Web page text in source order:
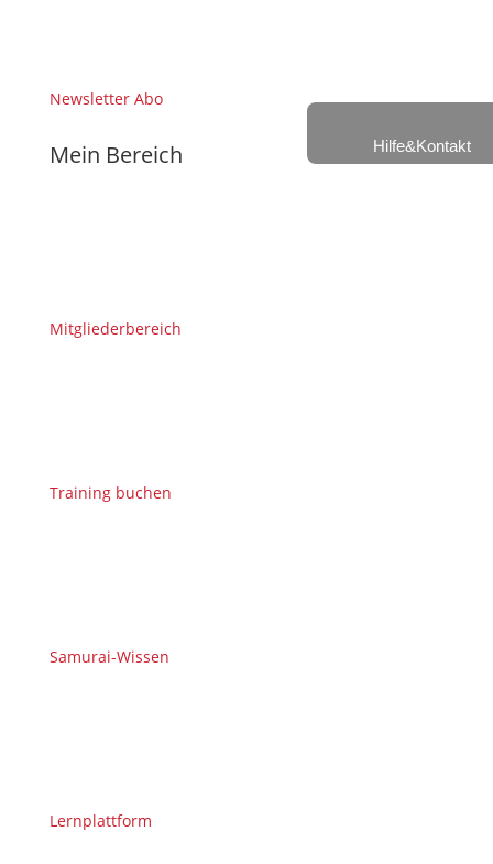
Newsletter Abo
Mein Bereich
Mitgliederbereich
Training buchen
Samurai-Wissen
Lernplattform
Hilfe&Kontakt